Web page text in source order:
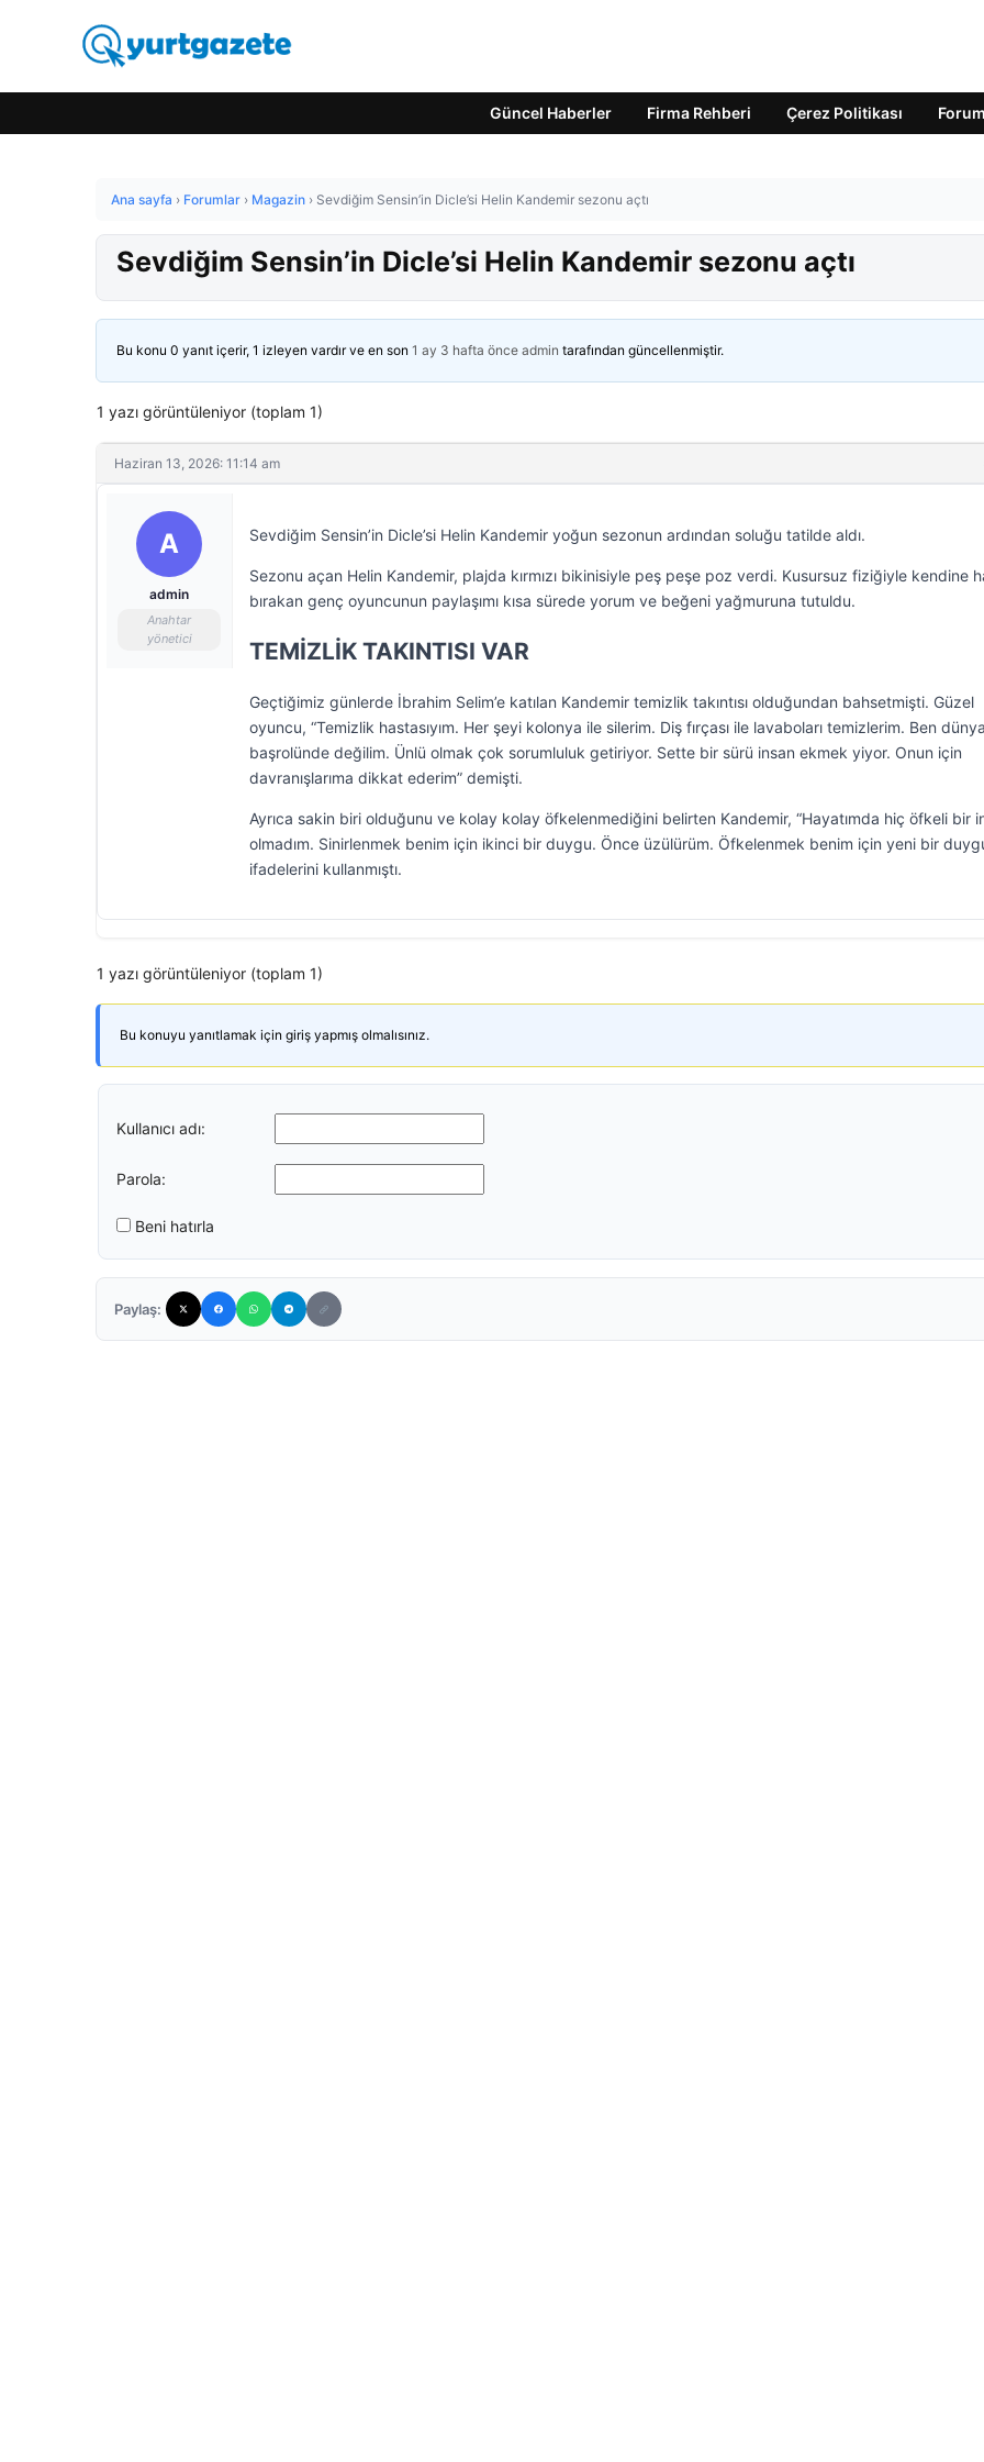
Güncel Haberler Firma Rehberi Çerez Politikası Forum
Ana sayfa › Forumlar › Magazin › Sevdiğim Sensin’in Dicle’si Helin Kandemir sezonu açtı
Sevdiğim Sensin’in Dicle’si Helin Kandemir sezonu açtı
Bu konu 0 yanıt içerir, 1 izleyen vardır ve en son 1 ay 3 hafta önce admin tarafından güncellenmiştir.
1 yazı görüntüleniyor (toplam 1)
Haziran 13, 2026: 11:14 am
A
admin
Anahtar
yönetici
Sevdiğim Sensin’in Dicle’si Helin Kandemir yoğun sezonun ardından soluğu tatilde aldı.
Sezonu açan Helin Kandemir, plajda kırmızı bikinisiyle peş peşe poz verdi. Kusursuz fiziğiyle kendine
bırakan genç oyuncunun paylaşımı kısa sürede yorum ve beğeni yağmuruna tutuldu.
TEMİZLİK TAKINTISI VAR
Geçtiğimiz günlerde İbrahim Selim’e katılan Kandemir temizlik takıntısı olduğundan bahsetmişti. Güzel
oyuncu, “Temizlik hastasıyım. Her şeyi kolonya ile silerim. Diş fırçası ile lavaboları temizlerim. Ben
başrolünde değilim. Ünlü olmak çok sorumluluk getiriyor. Sette bir sürü insan ekmek yiyor. Onun için
davranışlarıma dikkat ederim” demişti.
Ayrıca sakin biri olduğunu ve kolay kolay öfkelenmediğini belirten Kandemir, “Hayatımda hiç öfkeli bir
olmadım. Sinirlenmek benim için ikinci bir duygu. Önce üzülürüm. Öfkelenmek benim için yeni bir
ifadelerini kullanmıştı.
1 yazı görüntüleniyor (toplam 1)
Bu konuyu yanıtlamak için giriş yapmış olmalısınız.
Kullanıcı adı:
Parola:
Beni hatırla
Paylaş: